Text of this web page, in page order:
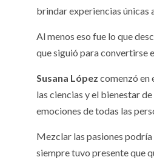
brindar experiencias únicas
Al menos eso fue lo que
que siguió para convertirse
Susana López comenzó en
las ciencias y el bienestar
emociones de todas las
Mezclar las pasiones
siempre tuvo presente que